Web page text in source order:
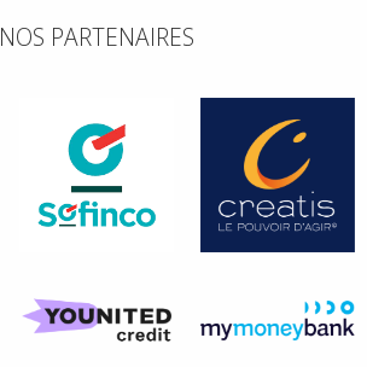
NOS PARTENAIRES